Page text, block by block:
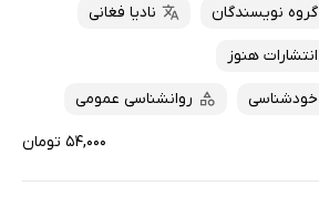
گروه نویسندگان نادیا فغانی
انتشارات هنوز
خودشناسی روانشناسی عمومی
۵۴,۰۰۰ تومان